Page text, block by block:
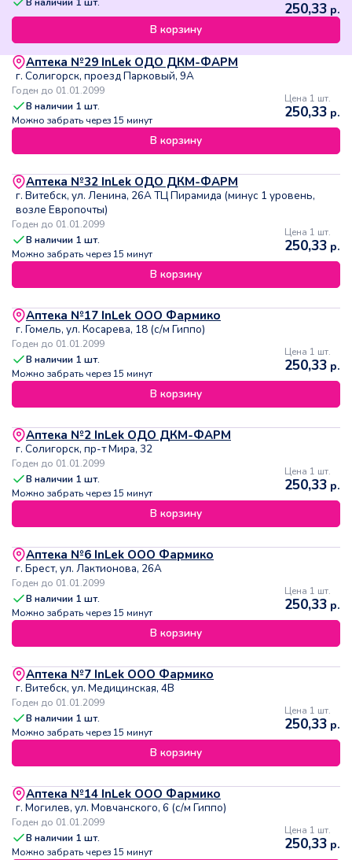
250,33 р.
В корзину
Аптека №29 InLek ОДО ДКМ-ФАРМ
г. Солигорск, проезд Парковый, 9А
Годен до 01.01.2099
В наличии 1 шт.
Можно забрать через 15 минут
Цена 1 шт.
250,33 р.
В корзину
Аптека №32 InLek ОДО ДКМ-ФАРМ
г. Витебск, ул. Ленина, 26А ТЦ Пирамида (минус 1 уровень,
возле Европочты)
Годен до 01.01.2099
В наличии 1 шт.
Можно забрать через 15 минут
Цена 1 шт.
250,33 р.
В корзину
Аптека №17 InLek ООО Фармико
г. Гомель, ул. Косарева, 18 (с/м Гиппо)
Годен до 01.01.2099
В наличии 1 шт.
Можно забрать через 15 минут
Цена 1 шт.
250,33 р.
В корзину
Аптека №2 InLek ОДО ДКМ-ФАРМ
г. Солигорск, пр-т Мира, 32
Годен до 01.01.2099
В наличии 1 шт.
Можно забрать через 15 минут
Цена 1 шт.
250,33 р.
В корзину
Аптека №6 InLek ООО Фармико
г. Брест, ул. Лактионова, 26А
Годен до 01.01.2099
В наличии 1 шт.
Можно забрать через 15 минут
Цена 1 шт.
250,33 р.
В корзину
Аптека №7 InLek ООО Фармико
г. Витебск, ул. Медицинская, 4В
Годен до 01.01.2099
В наличии 1 шт.
Можно забрать через 15 минут
Цена 1 шт.
250,33 р.
В корзину
Аптека №14 InLek ООО Фармико
г. Могилев, ул. Мовчанского, 6 (с/м Гиппо)
Годен до 01.01.2099
В наличии 1 шт.
Можно забрать через 15 минут
Цена 1 шт.
250,33 р.